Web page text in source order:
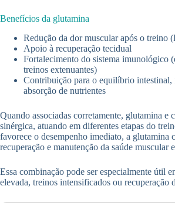
Benefícios da glutamina
Redução da dor muscular após o treino
Apoio à recuperação tecidual
Fortalecimento do sistema imunológico
treinos extenuantes)
Contribuição para o equilíbrio intestinal,
absorção de nutrientes
Quando associadas corretamente, glutamina e
sinérgica, atuando em diferentes etapas do
favorece o desempenho imediato, a glutamina
recuperação e manutenção da saúde muscular
Essa combinação pode ser especialmente útil
elevada, treinos intensificados ou recuperação